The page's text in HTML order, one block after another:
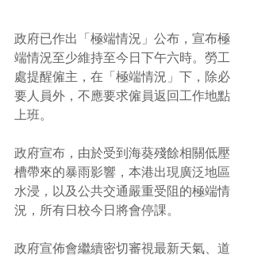
政府已作出「極端情況」公布，宣布極
端情況至少維持至今日下午六時。勞工
處提醒僱主，在「極端情況」下，除必
要人員外，不應要求僱員返回工作地點
上班。
政府宣布，由於受到海葵殘餘相關低壓
槽帶來的暴雨影響，本港出現廣泛地區
水浸，以及公共交通嚴重受阻的極端情
況，所有日校今日將會停課。
政府宣佈會繼續密切審視最新天氣、道